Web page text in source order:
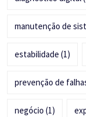
manutenção de
estabilidade (1)
prevenção de
negócio (1)